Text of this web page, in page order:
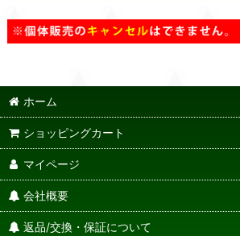
ホーム
ショッピングカート
マイページ
会社概要
返品/交換・保証について